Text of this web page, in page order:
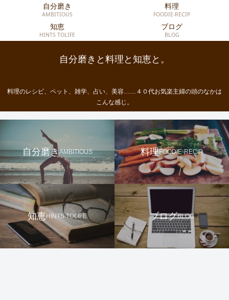
自分磨きと料理と知恵と。
料理のレシピ、ペット、雑学、占い、美容……４０代お気楽主婦の頭のなかは
こんな感じ。
自分磨き
AMBITIOUS
料理
FOODIE-RECIP
知恵
HINTS TOLIFE
ブログ
BLOG
自分磨きAMBITIOUS 料理FOODIE-RECIP
知恵HINTS TOLIFE ブログBLOG